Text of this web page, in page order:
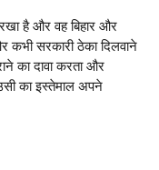
रखा है और वह बिहार और
सरकारी ठेका दिलवाने
का दावा करता और
का इस्तेमाल अपने